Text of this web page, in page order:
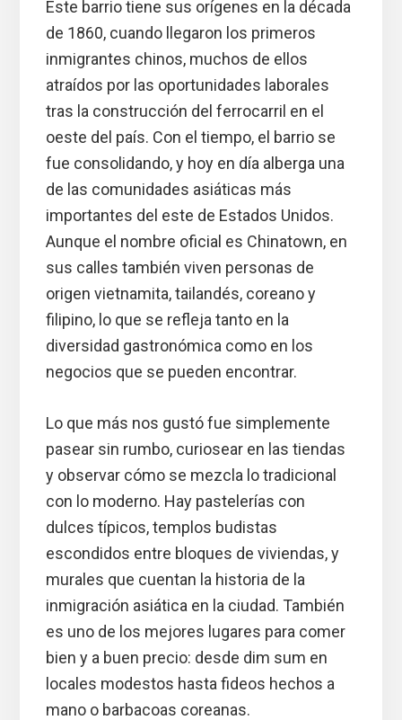
Este barrio tiene sus orígenes en la década
de 1860, cuando llegaron los primeros
inmigrantes chinos, muchos de ellos
atraídos por las oportunidades laborales
tras la construcción del ferrocarril en el
oeste del país. Con el tiempo, el barrio se
fue consolidando, y hoy en día alberga una
de las comunidades asiáticas más
importantes del este de Estados Unidos.
Aunque el nombre oficial es Chinatown, en
sus calles también viven personas de
origen vietnamita, tailandés, coreano y
filipino, lo que se refleja tanto en la
diversidad gastronómica como en los
negocios que se pueden encontrar.
Lo que más nos gustó fue simplemente
pasear sin rumbo, curiosear en las tiendas
y observar cómo se mezcla lo tradicional
con lo moderno. Hay pastelerías con
dulces típicos, templos budistas
escondidos entre bloques de viviendas, y
murales que cuentan la historia de la
inmigración asiática en la ciudad. También
es uno de los mejores lugares para comer
bien y a buen precio: desde dim sum en
locales modestos hasta fideos hechos a
mano o barbacoas coreanas.